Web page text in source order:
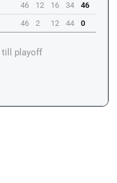
46 12 16 34
46
46 2 12 44 0
till playoff